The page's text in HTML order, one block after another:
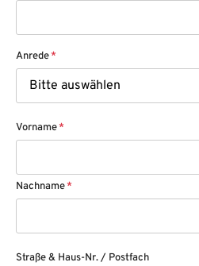
Anrede*
Vorname*
Nachname*
Straße & Haus-Nr. / Postfach